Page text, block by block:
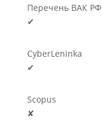
Перечень ВАК РФ
✔
CyberLeninka
✔
Scopus
✘